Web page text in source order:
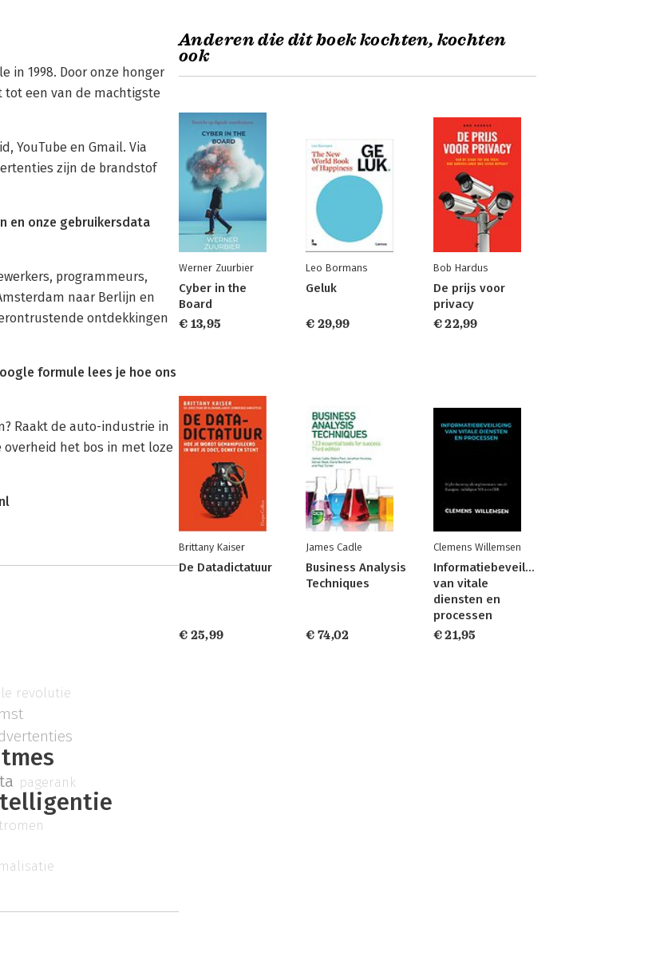
in 1998. Door onze honger
tot een van de machtigste
YouTube en Gmail. Via
zijn de brandstof
en onze gebruikersdata
programmeurs,
naar Berlijn en
ontdekkingen
formule lees je hoe ons
Raakt de auto-industrie in
het bos in met loze
pagerank
revolutie
Anderen die dit boek kochten, kochten
ook
Werner Zuurbier
Cyber in the
Board
€ 13,95
Leo Bormans
Geluk
€ 29,99
Bob Hardus
De prijs voor
privacy
€ 22,99
Brittany Kaiser
De Datadictatuur
€ 25,99
James Cadle
Business Analysis
Techniques
€ 74,02
Clemens Willemsen
Informatiebeveiliging
van vitale
diensten en
processen
€ 21,95